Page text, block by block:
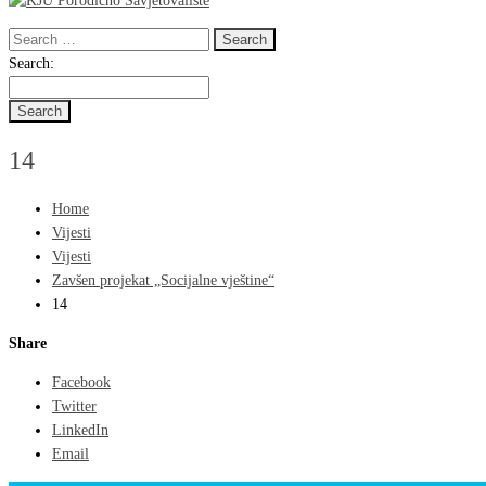
Search
for:
Search
Search:
14
Home
Vijesti
Vijesti
Zavšen projekat „Socijalne vještine“
14
Share
Facebook
Twitter
LinkedIn
Email